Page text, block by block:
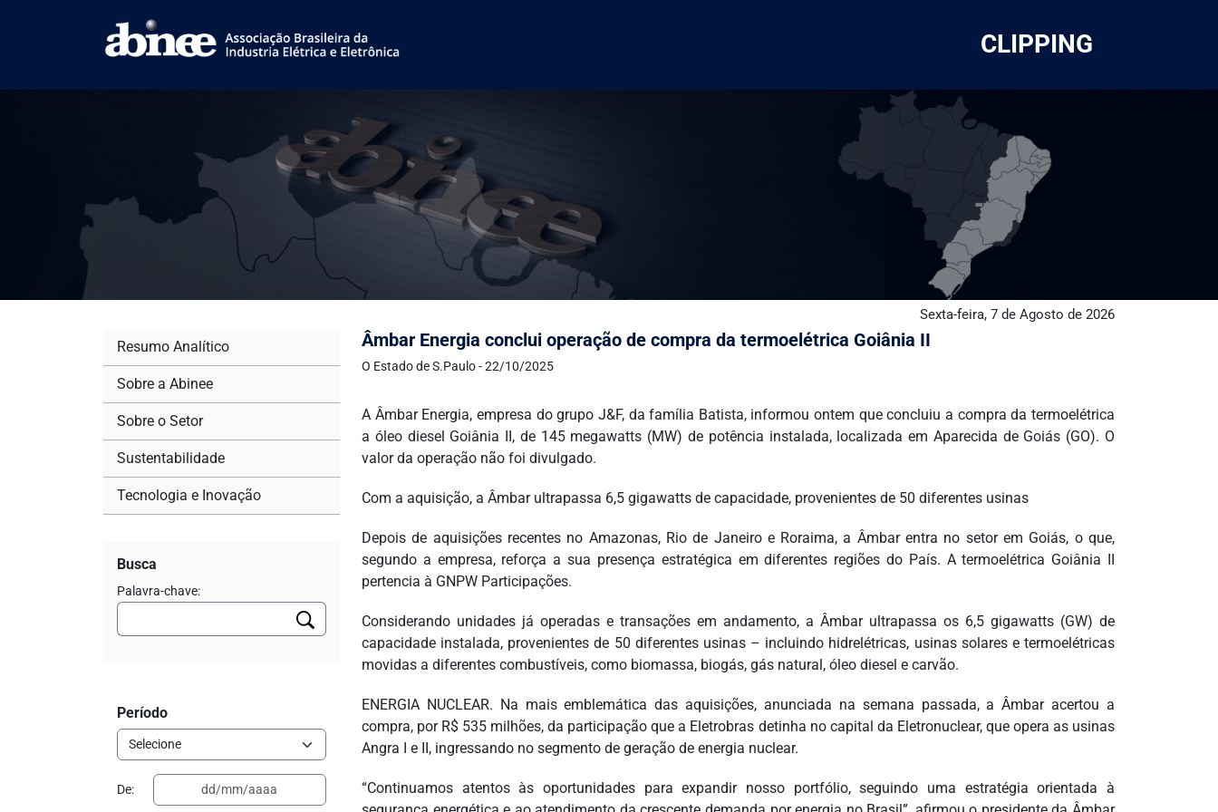
CLIPPING
Sexta-feira, 7 de Agosto de 2026
Âmbar Energia conclui operação de compra da termoelétrica Goiânia II
O Estado de S.Paulo - 22/10/2025
A Âmbar Energia, empresa do grupo J&F, da família Batista, informou ontem que concluiu a compra da termoelétrica
a óleo diesel Goiânia II, de 145 megawatts (MW) de potência instalada, localizada em Aparecida de Goiás (GO). O
valor da operação não foi divulgado.
Com a aquisição, a Âmbar ultrapassa 6,5 gigawatts de capacidade, provenientes de 50 diferentes usinas
Depois de aquisições recentes no Amazonas, Rio de Janeiro e Roraima, a Âmbar entra no setor em Goiás, o que,
segundo a empresa, reforça a sua presença estratégica em diferentes regiões do País. A termoelétrica Goiânia II
pertencia à GNPW Participações.
Considerando unidades já operadas e transações em andamento, a Âmbar ultrapassa os 6,5 gigawatts (GW) de
capacidade instalada, provenientes de 50 diferentes usinas – incluindo hidrelétricas, usinas solares e termoelétricas
movidas a diferentes combustíveis, como biomassa, biogás, gás natural, óleo diesel e carvão.
ENERGIA NUCLEAR. Na mais emblemática das aquisições, anunciada na semana passada, a Âmbar acertou a
compra, por R$ 535 milhões, da participação que a Eletrobras detinha no capital da Eletronuclear, que opera as usinas
Angra I e II, ingressando no segmento de geração de energia nuclear.
“Continuamos atentos às oportunidades para expandir nosso portfólio, seguindo uma estratégia orientada à
Resumo Analítico
Sobre a Abinee
Sobre o Setor
Sustentabilidade
Tecnologia e Inovação
Busca
Palavra-chave:
Período
De: